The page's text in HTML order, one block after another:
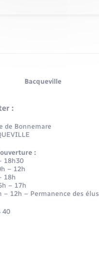
Bacqueville
:
de Bonnemare
:
18h30
– 12h
18h
– 17h
– 12h – Permanence des élus
40